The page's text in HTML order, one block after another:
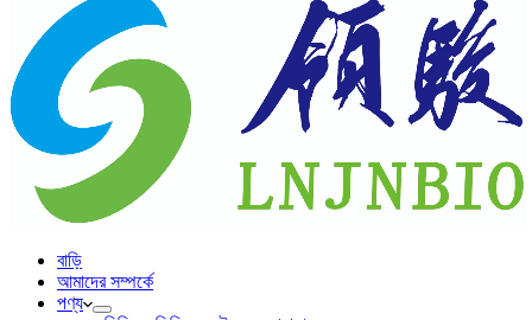
বাড়ি
আমাদের সম্পর্কে
পণ্য